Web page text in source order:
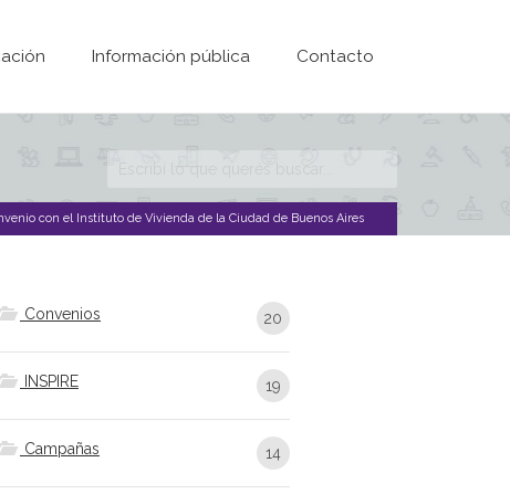
Información pública Contacto
Formulario de
búsqueda
con el Instituto de Vivienda de la Ciudad de Buenos Aires
Convenios 20
INSPIRE 19
Campañas 14